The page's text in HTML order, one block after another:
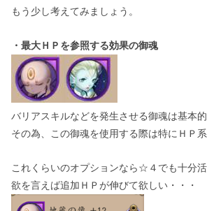
もう少し考えてみましょう。
・最大ＨＰを参照する効果の御魂
バリアスキルなどを発生させる御魂は基本
その為、この御魂を使用する際は特にＨＰ
これくらいのオプションなら☆４でも十分活
欲を言えば追加ＨＰが伸びて欲しい・・・